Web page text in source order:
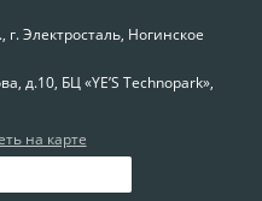
Электросталь, Ногинское
д.10, БЦ «YE’S Technopark»,
на карте